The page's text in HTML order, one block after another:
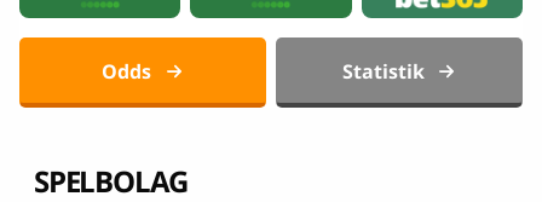
Odds Statistik
SPELBOLAG